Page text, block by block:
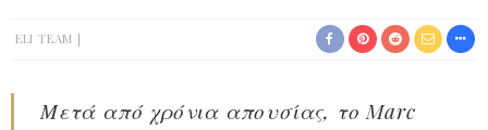
ELI TEAM
Μετά από χρόνια απουσίας, το Marc